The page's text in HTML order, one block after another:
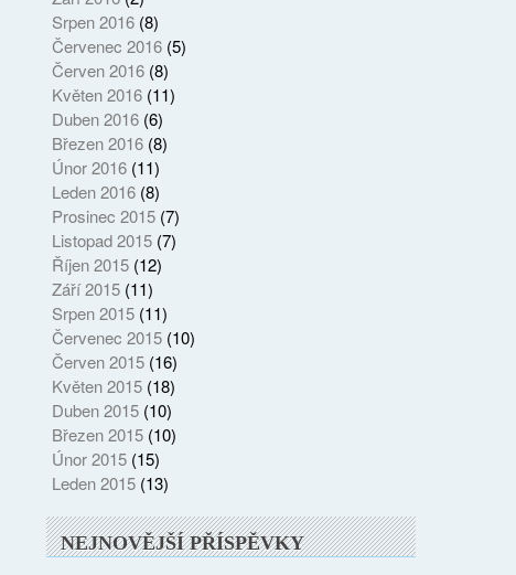
Srpen 2016(8)
Červenec 2016(5)
Červen 2016(8)
Květen 2016(11)
Duben 2016(6)
Březen 2016(8)
Únor 2016(11)
Leden 2016(8)
Prosinec 2015(7)
Listopad 2015(7)
Říjen 2015(12)
Září 2015(11)
Srpen 2015(11)
Červenec 2015(10)
Červen 2015(16)
Květen 2015(18)
Duben 2015(10)
Březen 2015(10)
Únor 2015(15)
Leden 2015(13)
NEJNOVĚJŠÍ PŘÍSPĚVKY